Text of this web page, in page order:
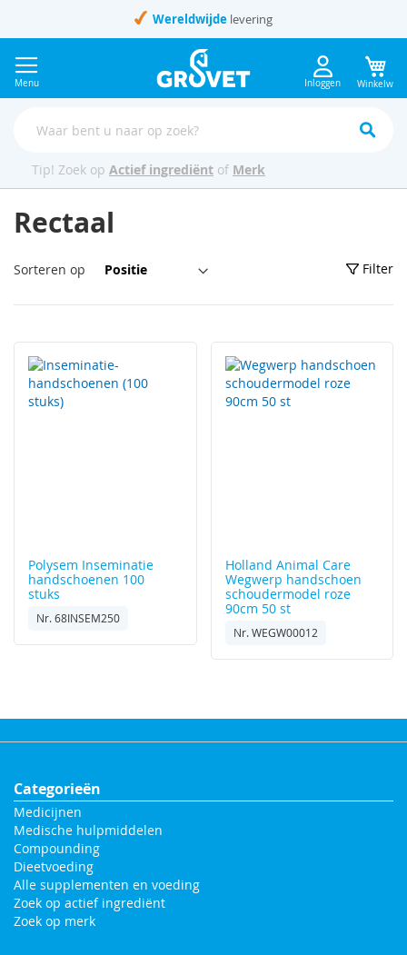
de
inhoud
Wereldwijde levering
Menu Inloggen
Tip! Zoek op Actief ingrediënt of Merk
Rectaal
Sorteren op
naar
sorteren
Polysem Inseminatie
handschoenen 100
stuks
Nr. 68INSEM250
Holland Animal Care
Wegwerp handschoen
schoudermodel roze
90cm 50 st
Nr. WEGW00012
Filter
Categorieën
Medicijnen
Medische hulpmiddelen
Compounding
Dieetvoeding
Alle supplementen en voeding
Zoek op actief ingrediënt
Zoek op merk